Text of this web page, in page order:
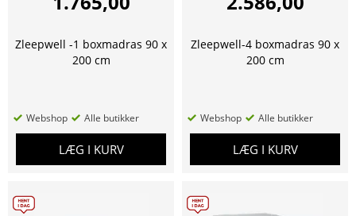
Zleepwell -1 boxmadras 90 x
200 cm
Webshop Alle butikker
LÆG I KURV
Zleepwell-4 boxmadras 90 x
200 cm
Webshop Alle butikker
LÆG I KURV